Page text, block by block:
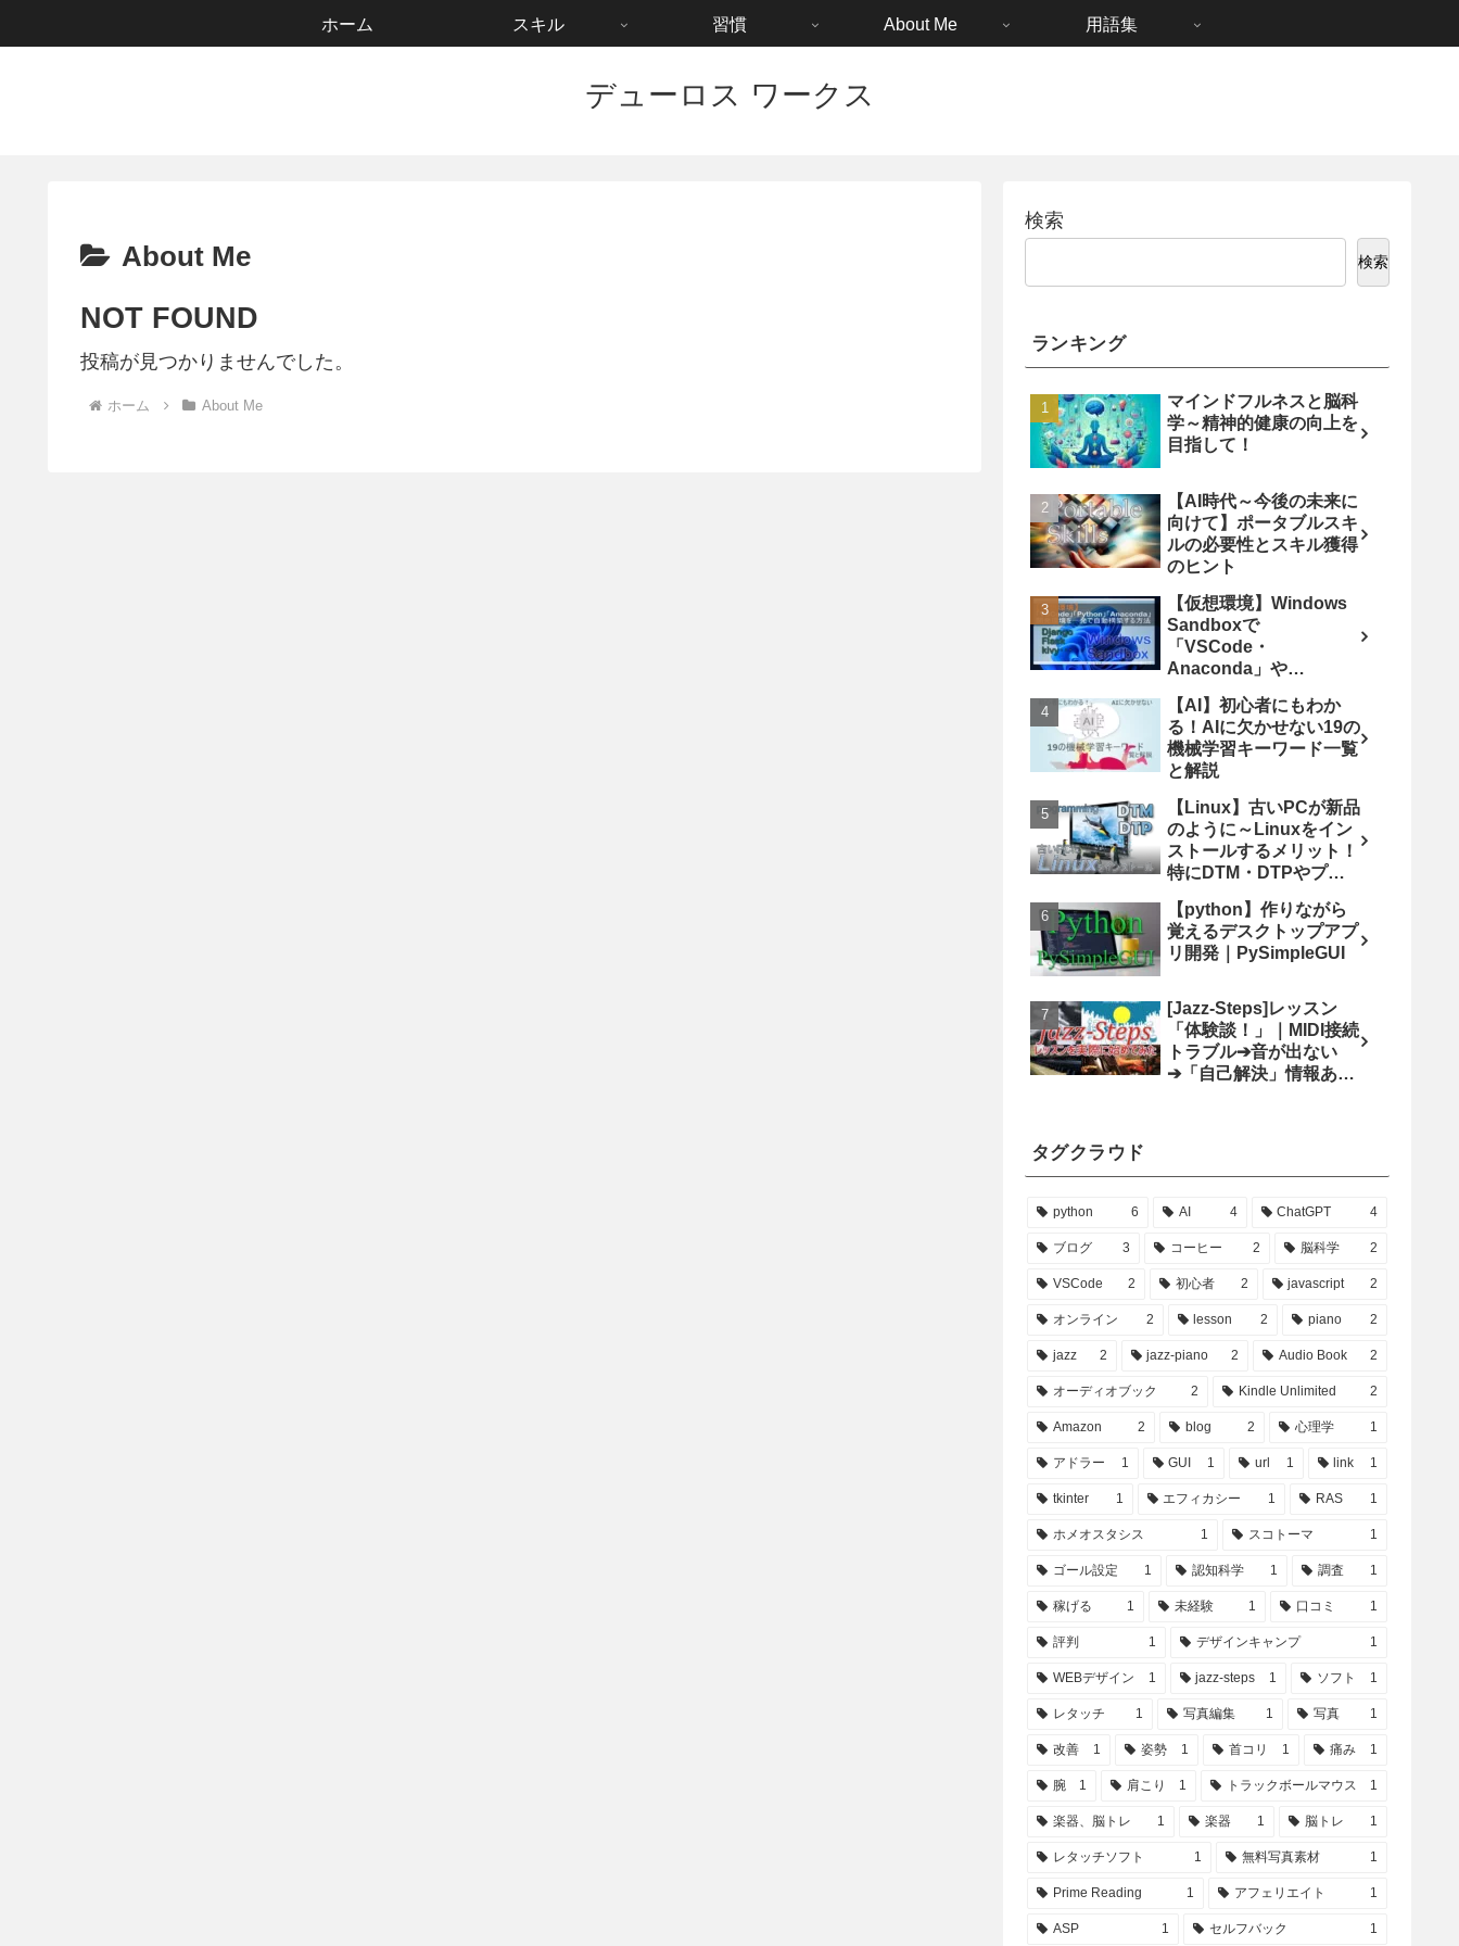
デューロス ワークス
ホーム スキル 習慣 About Me 用語集
About Me
NOT FOUND
投稿が見つかりませんでした。
ホーム About Me
検索
検索
ランキング
マインドフルネスと脳科
学～精神的健康の向上を
目指して！
【AI時代～今後の未来に
向けて】ポータブルスキ
ルの必要性とスキル獲得
のヒント
【仮想環境】Windows
Sandboxで
「VSCode・
Anaconda」や
Python開発環境を一発
で自動構築する方法
【AI】初心者にもわか
る！AIに欠かせない19の
機械学習キーワード一覧
と解説
【Linux】古いPCが新品
のように～Linuxをイン
ストールするメリット！
特にDTM・DTPやプロ
【python】作りながら
覚えるデスクトップアプ
リ開発｜PySimpleGUI
[Jazz-Steps]レッスン
「体験談！」｜MIDI接続
トラブル➔音が出ない
➔「自己解決」情報あり
タグクラウド
python 6 AI 4 ChatGPT 4
ブログ 3 コーヒー 2 脳科学 2
VSCode 2 初心者 2 javascript 2
オンライン 2 lesson 2 piano 2
jazz 2 jazz-piano 2 Audio Book 2
オーディオブック 2 Kindle Unlimited 2
Amazon 2 blog 2 心理学 1
アドラー 1 GUI 1 url 1 link 1
tkinter 1 エフィカシー 1 RAS 1
ホメオスタシス 1 スコトーマ 1
ゴール設定 1 認知科学 1 調査 1
稼げる 1 未経験 1 口コミ 1
評判 1 デザインキャンプ 1
WEBデザイン 1 jazz-steps 1 ソフト 1
レタッチ 1 写真編集 1 写真 1
改善 1 姿勢 1 首コリ 1 痛み 1
腕 1 肩こり 1 トラックボールマウス 1
楽器、脳トレ 1 楽器 1 脳トレ 1
レタッチソフト 1 無料写真素材 1
Prime Reading 1 アフェリエイト 1
ASP 1 セルフバック 1